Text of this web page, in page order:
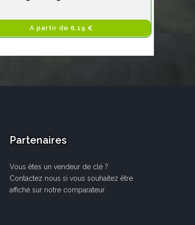
A partir de 6,19 €
Partenaires
Vous êtes un vendeur de clé ?
Contactez nous si vous souhaitez être
affiché sur notre comparateur.